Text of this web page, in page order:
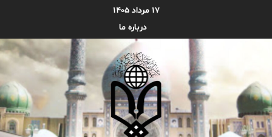
۱۷ مرداد ۱۴۰۵
درباره ما